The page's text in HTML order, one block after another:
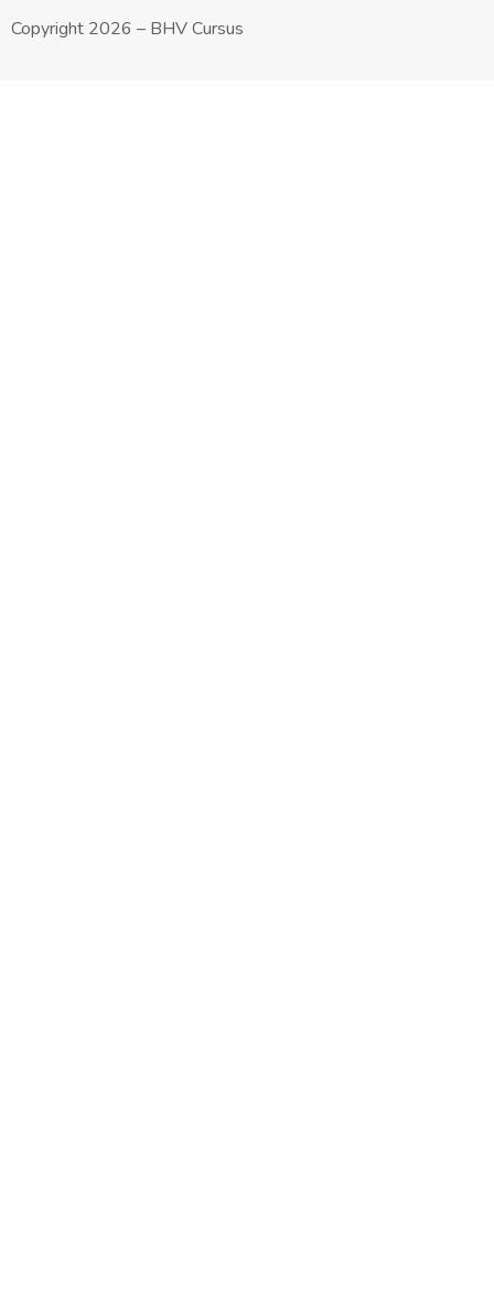
Copyright 2026 – BHV Cursus